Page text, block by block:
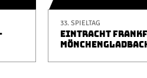
33. SPIELTAG
EINTRACHT